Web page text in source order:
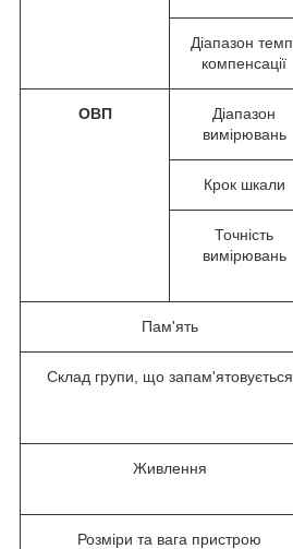
Діапазон темп.
компенсації
ОВП
Діапазон
вимірювань
Крок шкали
Точність
вимірювань
Пам'ять
Склад групи, що запам'ятовується
Живлення
Розміри та вага пристрою